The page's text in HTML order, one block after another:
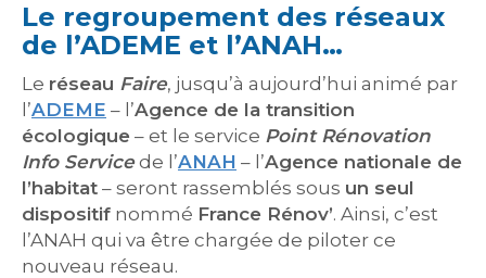
Le regroupement des réseaux
de l’ADEME et l’ANAH…
Le réseau Faire, jusqu’à aujourd’hui animé par
l’ADEME – l’Agence de la transition
écologique – et le service Point Rénovation
Info Servicede l’ANAH – l’Agence nationale de
l’habitat – seront rassemblés sous un seul
dispositif nommé France Rénov’. Ainsi, c’est
l’ANAH qui va être chargée de piloter ce
nouveau réseau.